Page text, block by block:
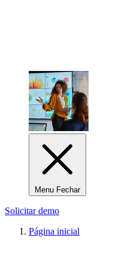
Menu Fechar
Solicitar demo
Página inicial